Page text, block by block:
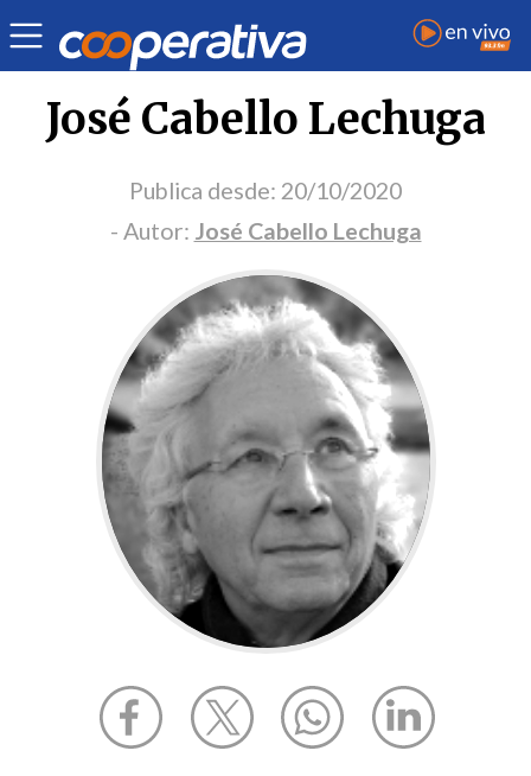
Portada Opinión
José Cabello Lechuga
Publica desde: 20/10/2020
- Autor: José Cabello Lechuga